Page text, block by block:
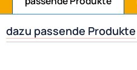
dazu passende Produkte